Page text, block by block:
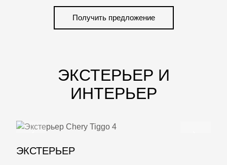
Получить предложение
ЭКСТЕРЬЕР И
ИНТЕРЬЕР
ЭКСТЕРЬЕР